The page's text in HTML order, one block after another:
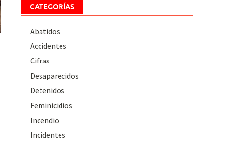
CATEGORÍAS
Abatidos
Accidentes
Cifras
Desaparecidos
Detenidos
Feminicidios
Incendio
Incidentes